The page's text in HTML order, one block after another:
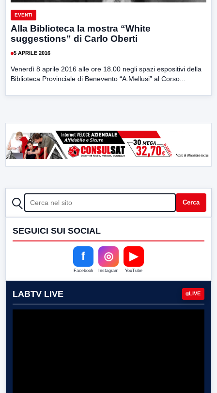
EVENTI
Alla Biblioteca la mostra “White
suggestions” di Carlo Oberti
5 APRILE 2016
Venerdì 8 aprile 2016 alle ore 18.00 negli spazi espositivi della
Biblioteca Provinciale di Benevento “A.Mellusi” al Corso...
CERCA Cerca
SEGUICI SUI SOCIAL
f
Facebook
◎
Instagram
▶
YouTube
LABTV LIVE LIVE